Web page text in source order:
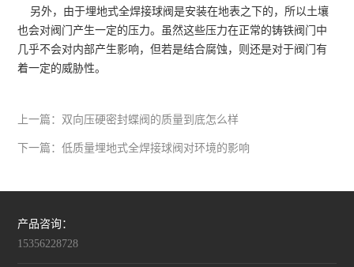
另外，由于埋地式全焊接球阀是安装在地表之下的，所以土壤
也会对阀门产生一定的压力。虽然这些压力在正常的铸铁阀门中
几乎不会对内部产生影响，但若是结合腐蚀，则还是对于阀门有
着一定的威胁性。
上一篇： 双向压硬密封蝶阀的质量到底怎么样
下一篇：低质量埋地式全焊接球阀对环境的影响
产品咨询：
15356228728